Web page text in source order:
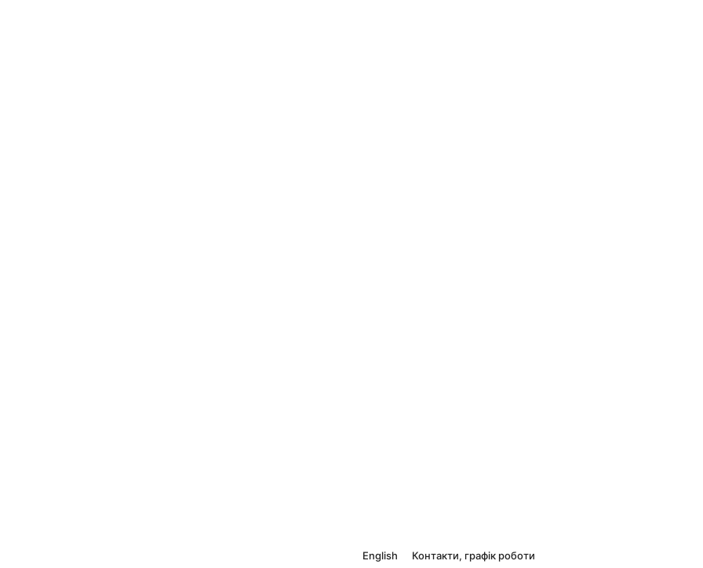
English Контакти, графік роботи